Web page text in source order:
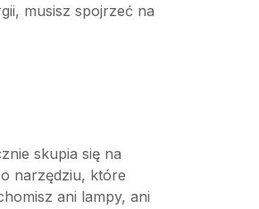
musisz spojrzeć na
skupia się na
narzędziu, które
ani lampy, ani